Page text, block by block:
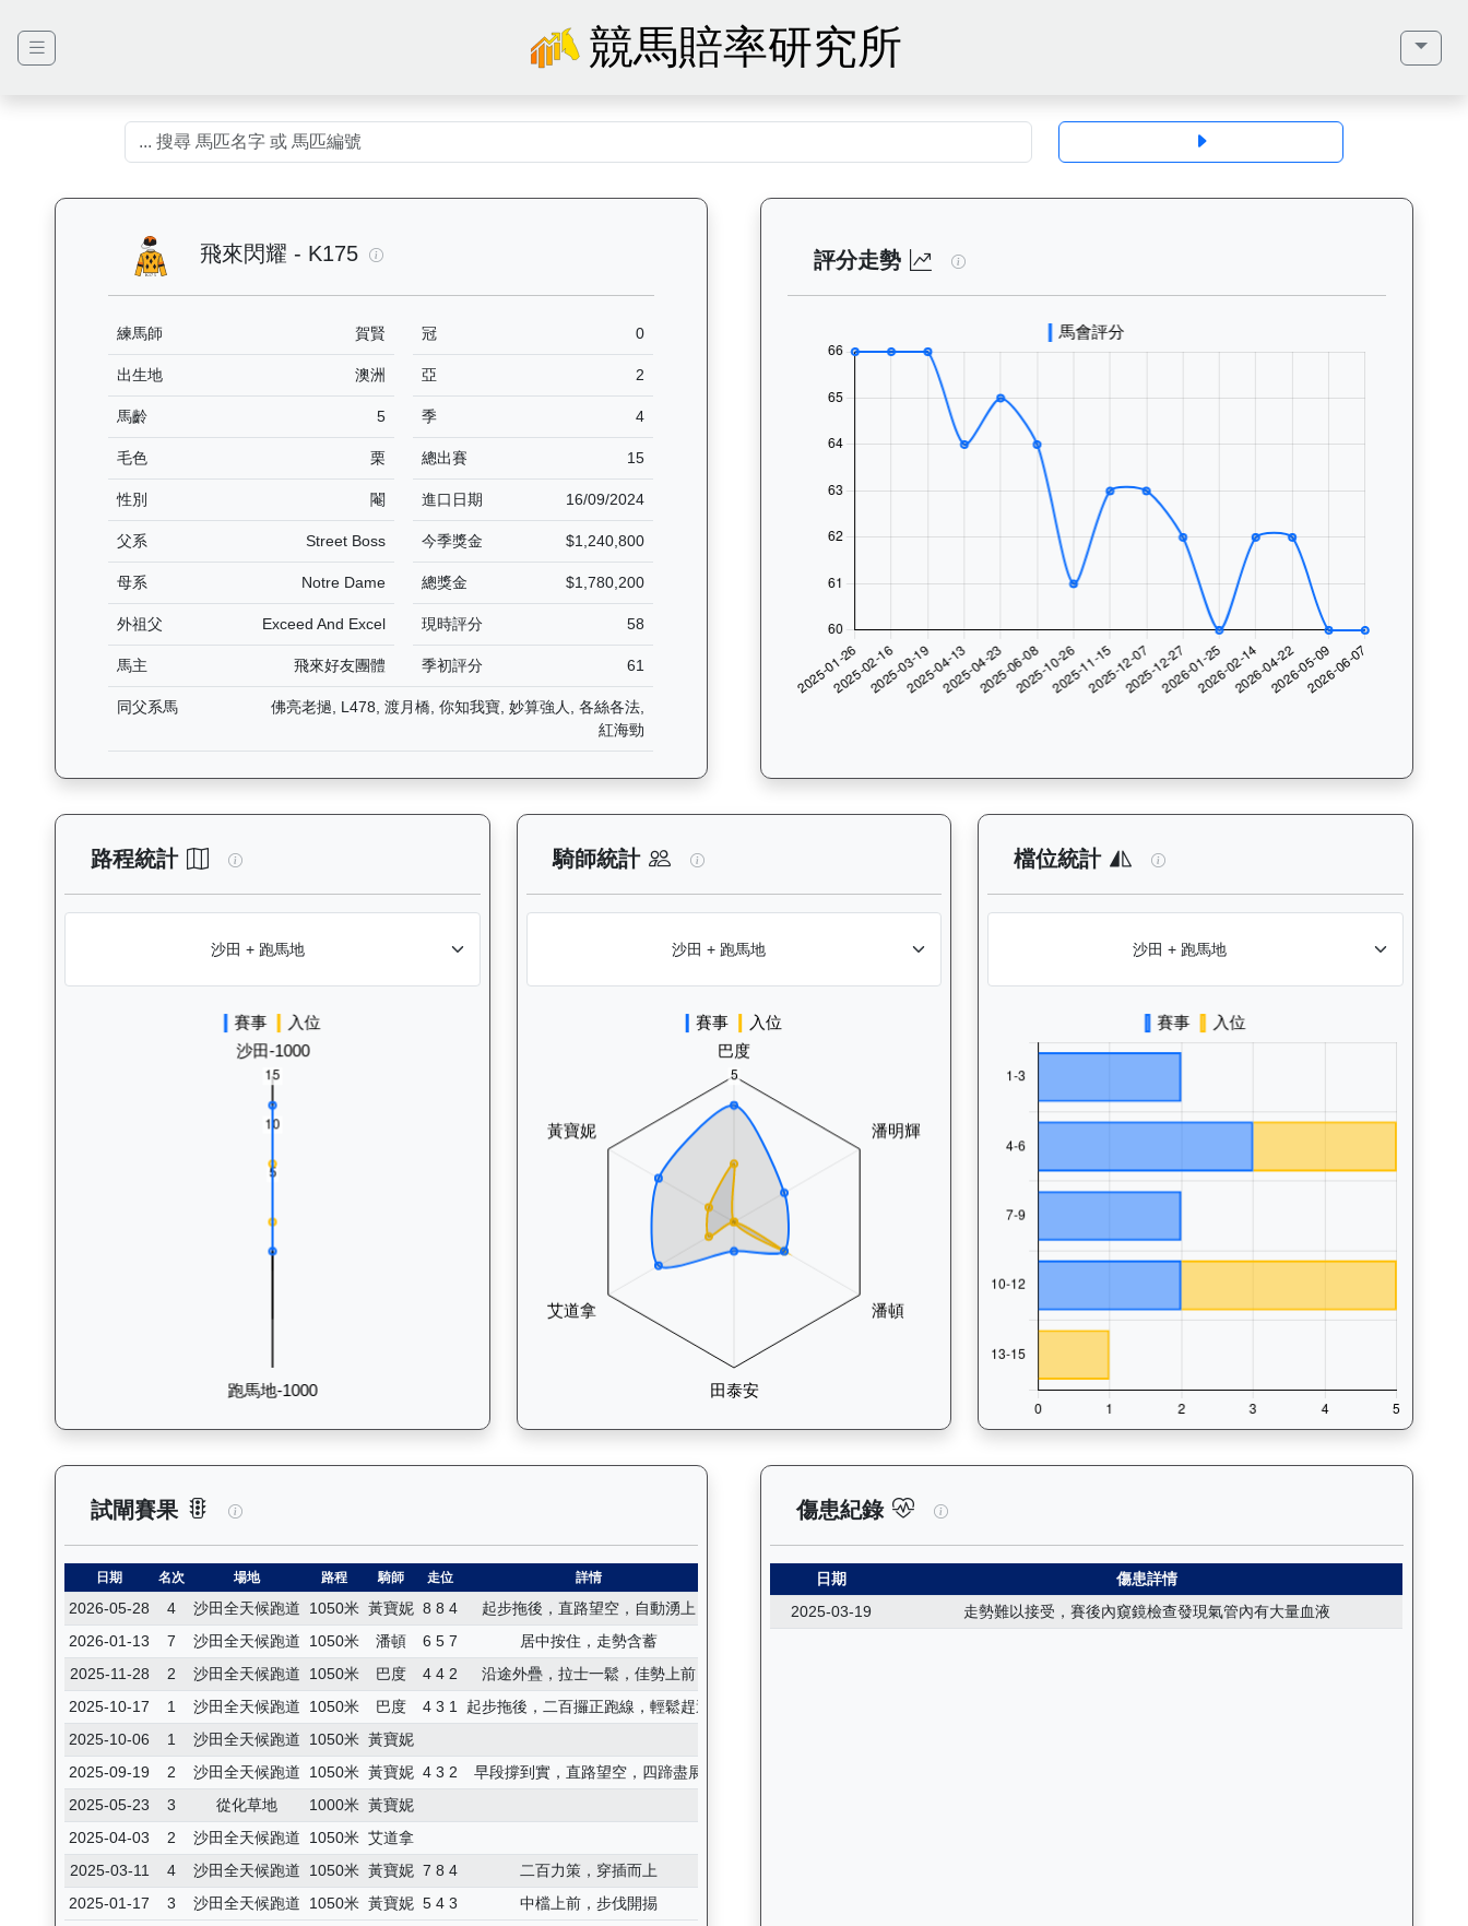
競馬賠率研究所
飛來閃耀 - K175 飛來閃耀（K175）— 馬匹基本資料：查看香港賽馬會賽駒的完整檔案，包括練馬師、出生地、馬齡、毛色、
練馬師 賀賢 冠 0
出生地 澳洲 亞 2
馬齡 5 季 4
毛色 栗 總出賽 15
性別 閹 進口日期 16/09/2024
父系 Street Boss 今季獎金 $1,240,800
母系 Notre Dame 總獎金 $1,780,200
外祖父 Exceed And Excel 現時評分 58
馬主 飛來好友團體 季初評分 61
同父系馬
佛亮老撾, L478, 渡月橋, 你知我寶, 妙算強人, 各絲各法,
紅海勁
評分走勢 飛來閃耀（K175）— 評分走勢圖表：追蹤香港賽
路程統計 飛來閃耀（K175）— 路程統計分析：查看香港賽駒在不同途程距離（1000米至2400米）的出賽次數與入位率統計，支援
騎師統計 飛來閃耀（K175）— 騎師統計分析：查看各騎師策騎此馬匹的出賽次數與
檔位統計 飛來閃耀（K175）— 檔位統
試閘賽果 飛來閃耀（K175）— 試閘賽果紀錄：查看馬匹所有試閘（Barrier Trial）的歷史成績，包括日期、名次、場地、路程、騎
日期 名次 場地 路程 騎師 走位 詳情
2026-05-28 4 沙田全天候跑道 1050米 黃寶妮 8 8 4
起步拖後，直路望空，自動湧上
2026-01-13
7 沙田全天候跑道 1050米 潘頓 6 5 7
居中按住，走勢含蓄
2025-11-28
2 沙田全天候跑道 1050米 巴度 4 4 2
沿途外疊，拉士一鬆，佳勢上前
2025-10-17
1 沙田全天候跑道 1050米 巴度 4 3 1
起步拖後，二百攞正跑線，輕鬆趕過
2025-10-06
1 沙田全天候跑道 1050米 黃寶妮
2025-09-19
2 沙田全天候跑道 1050米 黃寶妮 4 3 2
早段撐到實，直路望空，四蹄盡展
2025-05-23
3 從化草地 1000米 黃寶妮
2025-04-03
2 沙田全天候跑道 1050米 艾道拿
2025-03-11
4 沙田全天候跑道 1050米 黃寶妮 7 8 4
二百力策，穿插而上
2025-01-17
3 沙田全天候跑道 1050米 黃寶妮 5 4 3 中檔上前，步伐開掦
傷患紀錄 飛來閃耀（K175）— 傷患紀錄：查看馬匹完整的獸
日期
傷患詳情
2025-03-19
走勢難以接受，賽後內窺鏡檢查發現氣管內有大量血液